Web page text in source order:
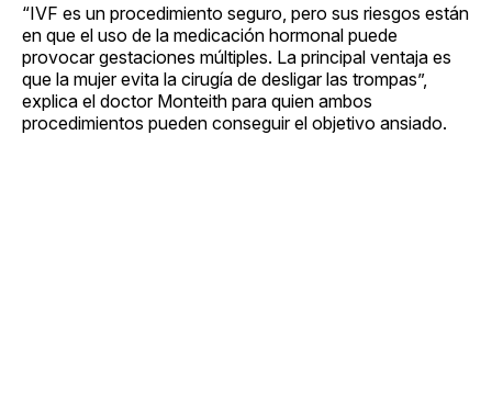
“IVF es un procedimiento seguro, pero sus riesgos están
en que el uso de la medicación hormonal puede
provocar gestaciones múltiples. La principal ventaja es
que la mujer evita la cirugía de desligar las trompas”,
explica el doctor Monteith para quien ambos
procedimientos pueden conseguir el objetivo ansiado.